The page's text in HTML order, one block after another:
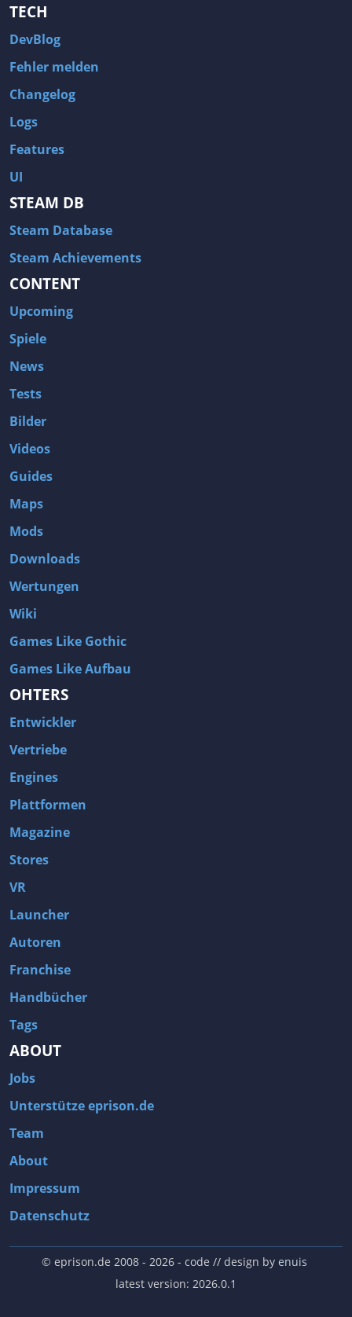
TECH
DevBlog
Fehler melden
Changelog
Logs
Features
UI
STEAM DB
Steam Database
Steam Achievements
CONTENT
Upcoming
Spiele
News
Tests
Bilder
Videos
Guides
Maps
Mods
Downloads
Wertungen
Wiki
Games Like Gothic
Games Like Aufbau
OHTERS
Entwickler
Vertriebe
Engines
Plattformen
Magazine
Stores
VR
Launcher
Autoren
Franchise
Handbücher
Tags
ABOUT
Jobs
Unterstütze eprison.de
Team
About
Impressum
Datenschutz
© eprison.de 2008 - 2026- code // design by enuis
latest version: 2026.0.1